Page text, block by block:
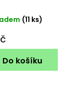
(11 ks)
Do košíku